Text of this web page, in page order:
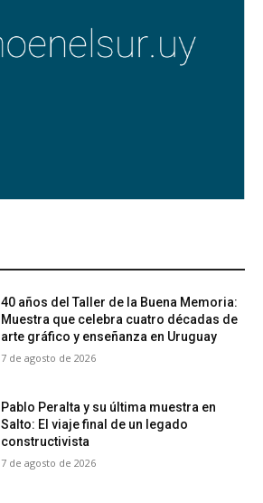
40 años del Taller de la Buena Memoria:
Muestra que celebra cuatro décadas de
arte gráfico y enseñanza en Uruguay
7 de agosto de 2026
Pablo Peralta y su última muestra en
Salto: El viaje final de un legado
constructivista
7 de agosto de 2026